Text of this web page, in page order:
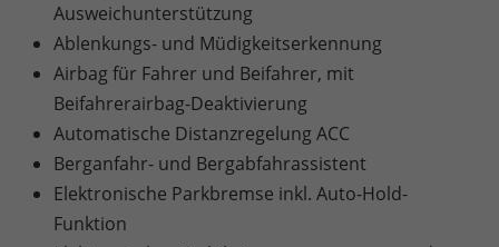
Ausweichunterstützung
Ablenkungs- und Müdigkeitserkennung
Airbag für Fahrer und Beifahrer, mit
Beifahrerairbag-Deaktivierung
Automatische Distanzregelung ACC
Berganfahr- und Bergabfahrassistent
Elektronische Parkbremse inkl. Auto-Hold-
Funktion